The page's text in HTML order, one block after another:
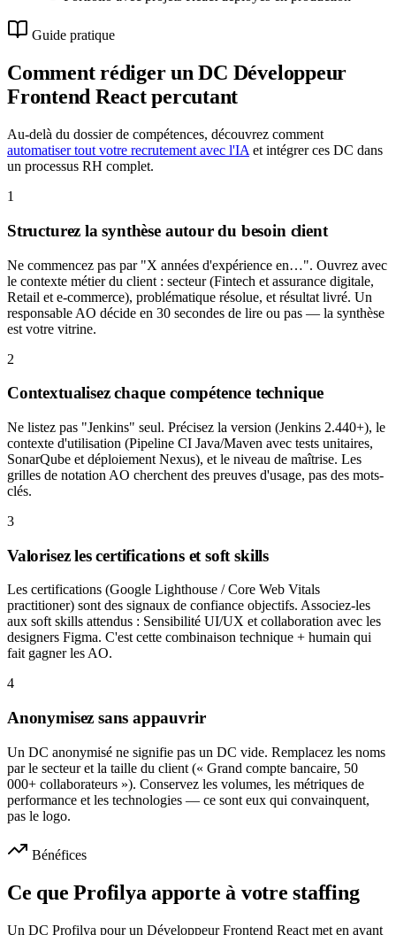
Guide pratique
Comment rédiger un DC Développeur
Frontend Reactpercutant
Au-delà du dossier de compétences, découvrez comment
automatiser tout votre recrutement avec l'IA et intégrer ces DC dans
un processus RH complet.
1
Structurez la synthèse autour du besoin client
Ne commencez pas par "X années d'expérience en…". Ouvrez avec
le contexte métier du client : secteur (Fintech et assurance digitale,
Retail et e-commerce), problématique résolue, et résultat livré. Un
responsable AO décide en 30 secondes de lire ou pas — la synthèse
est votre vitrine.
2
Contextualisez chaque compétence technique
Ne listez pas "Jenkins" seul. Précisez la version (Jenkins 2.440+), le
contexte d'utilisation (Pipeline CI Java/Maven avec tests unitaires,
SonarQube et déploiement Nexus), et le niveau de maîtrise. Les
grilles de notation AO cherchent des preuves d'usage, pas des mots-
clés.
3
Valorisez les certifications et soft skills
Les certifications (Google Lighthouse / Core Web Vitals
practitioner) sont des signaux de confiance objectifs. Associez-les
aux soft skills attendus : Sensibilité UI/UX et collaboration avec les
designers Figma. C'est cette combinaison technique + humain qui
fait gagner les AO.
4
Anonymisez sans appauvrir
Un DC anonymisé ne signifie pas un DC vide. Remplacez les noms
par le secteur et la taille du client (« Grand compte bancaire, 50
000+ collaborateurs »). Conservez les volumes, les métriques de
performance et les technologies — ce sont eux qui convainquent,
pas le logo.
Bénéfices
Ce que Profilya apporte à votre staffing
Un DC Profilya pour un Développeur Frontend React met en avant